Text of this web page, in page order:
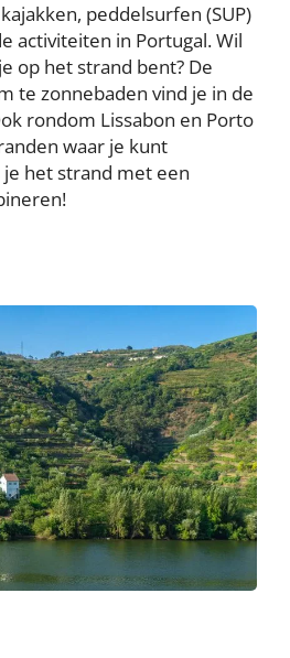
peddelsurfen (SUP)
activiteiten in Portugal. Wil
op het strand bent? De
te zonnebaden vind je in de
rondom Lissabon en Porto
waar je kunt
je het strand met een